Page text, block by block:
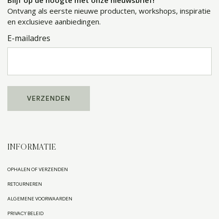
Ontvang als eerste nieuwe producten, workshops, inspiratie
en exclusieve aanbiedingen.
E-mailadres
INFORMATIE
OPHALEN OF VERZENDEN
RETOURNEREN
ALGEMENE VOORWAARDEN
PRIVACY BELEID